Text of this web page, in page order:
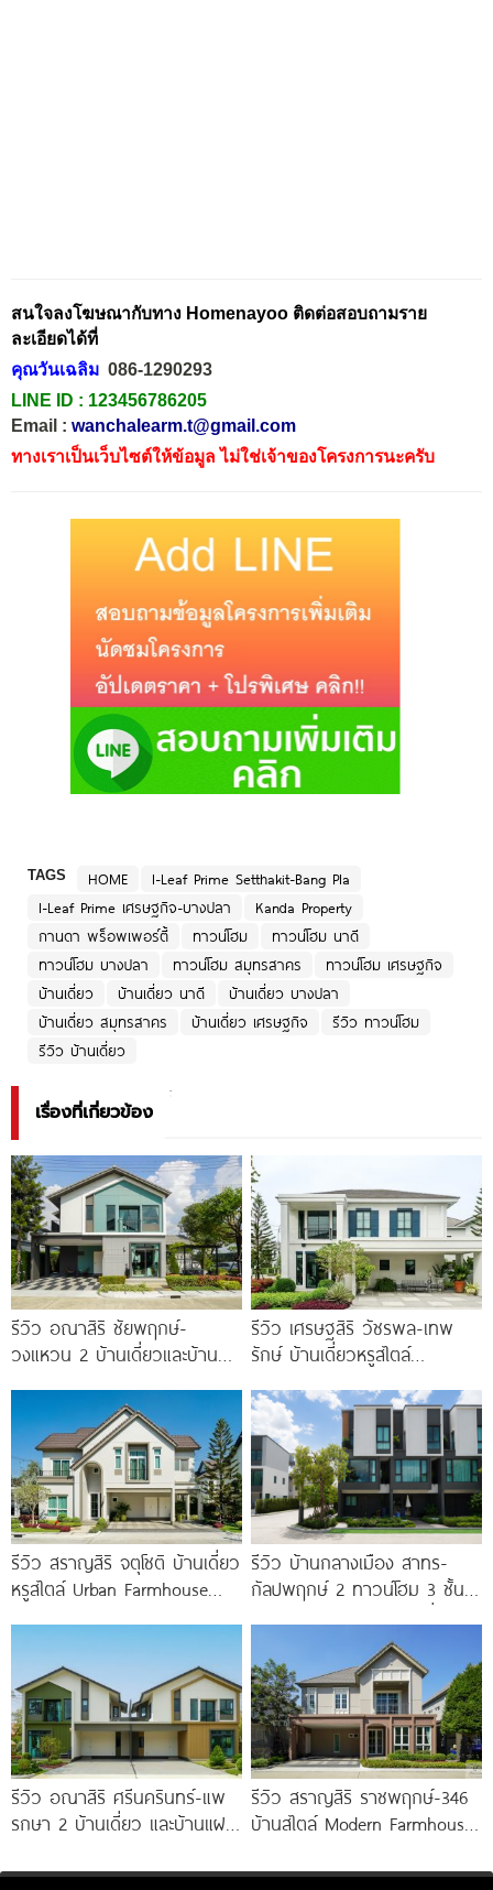
สนใจลงโฆษณากับทาง Homenayoo ติดต่อสอบถามราย
ละเอียดได้ที่
คุณวันเฉลิม 086-1290293
LINE ID : 123456786205
Email : wanchalearm.t@gmail.com
ทางเราเป็นเว็บไซต์ให้ข้อมูล ไม่ใช่เจ้าของโครงการนะครับ
TAGS HOME
I-Leaf Prime Setthakit-Bang Pla
I-Leaf Prime เศรษฐกิจ-บางปลา
Kanda Property
กานดา พร็อพเพอร์ตี้
ทาวน์โฮม
ทาวน์โฮม นาดี
ทาวน์โฮม บางปลา
ทาวน์โฮม สมุทรสาคร
ทาวน์โฮม เศรษฐกิจ
บ้านเดี่ยว
บ้านเดี่ยว นาดี
บ้านเดี่ยว บางปลา
บ้านเดี่ยว สมุทรสาคร
บ้านเดี่ยว เศรษฐกิจ
รีวิว ทาวน์โฮม
รีวิว บ้านเดี่ยว
เรื่องที่เกี่ยวข้อง
รีวิว อณาสิริ ชัยพฤกษ์-
วงแหวน 2 บ้านเดี่ยวและบ้าน
บางกรวย-ไทรน้อย เริ่ม 4.59
ล้าน*
รีวิว เศรษฐสิริ วัชรพล-เทพ
รักษ์ บ้านเดี่ยวหรูสไตล์
ทะเลสาบ ทำเลใกล้รถไฟฟ้า และ
ทางด่วน 3 สาย
รีวิว สราญสิริ จตุโชติ บ้านเดี่ยว
หรูสไตล์ Urban Farmhouse​
ทางด่วนจตุโชติ เริ่ม 8.59
รีวิว บ้านกลางเมือง สาทร-
กัลปพฤกษ์ 2 ทาวน์โฮม 3 ชั้น
รีวิว อณาสิริ ศรีนครินทร์-แพ
รกษา 2 บ้านเดี่ยว และบ้านแฝด
รีวิว สราญสิริ ราชพฤกษ์-346
บ้านสไตล์ Modern Farmhouse​
เริ่ม 5.99